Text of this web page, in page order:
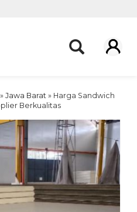
» Jawa Barat » Harga Sandwich
Berkualitas